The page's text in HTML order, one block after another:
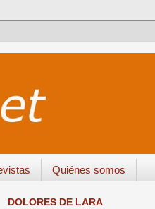
Quiénes somos
DOLORES DE LARA